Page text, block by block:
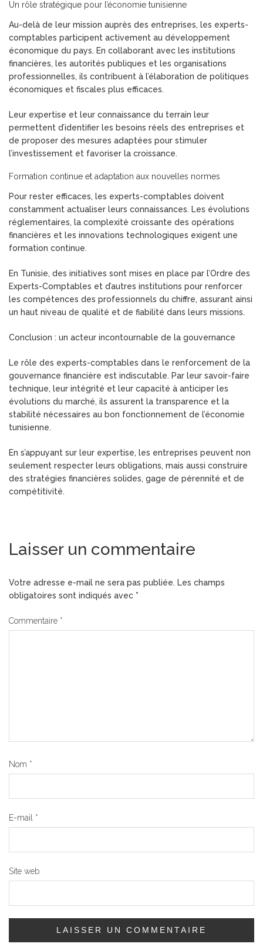
Un rôle stratégique pour l’économie tunisienne
Au-delà de leur mission auprès des entreprises, les experts-
comptables participent activement au développement
économique du pays. En collaborant avec les institutions
financières, les autorités publiques et les organisations
professionnelles, ils contribuent à l’élaboration de politiques
économiques et fiscales plus efficaces.
Leur expertise et leur connaissance du terrain leur
permettent d’identifier les besoins réels des entreprises et
de proposer des mesures adaptées pour stimuler
l’investissement et favoriser la croissance.
Formation continue et adaptation aux nouvelles normes
Pour rester efficaces, les experts-comptables doivent
constamment actualiser leurs connaissances. Les évolutions
réglementaires, la complexité croissante des opérations
financières et les innovations technologiques exigent une
formation continue.
En Tunisie, des initiatives sont mises en place par l’Ordre des
Experts-Comptables et d’autres institutions pour renforcer
les compétences des professionnels du chiffre, assurant ainsi
un haut niveau de qualité et de fiabilité dans leurs missions.
Conclusion : un acteur incontournable de la gouvernance
Le rôle des experts-comptables dans le renforcement de la
gouvernance financière est indiscutable. Par leur savoir-faire
technique, leur intégrité et leur capacité à anticiper les
évolutions du marché, ils assurent la transparence et la
stabilité nécessaires au bon fonctionnement de l’économie
tunisienne.
En s’appuyant sur leur expertise, les entreprises peuvent non
seulement respecter leurs obligations, mais aussi construire
des stratégies financières solides, gage de pérennité et de
compétitivité.
Laisser un commentaire
Votre adresse e-mail ne sera pas publiée. Les champs
obligatoires sont indiqués avec *
Commentaire *
Nom *
E-mail *
Site web